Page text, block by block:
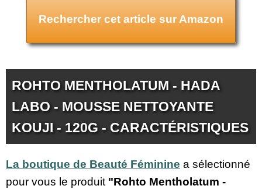
Rechercher cet article sur Amazon
ROHTO MENTHOLATUM - HADA
LABO - MOUSSE NETTOYANTE
KOUJI - 120G - CARACTÉRISTIQUES
La boutique de Beauté Féminine a sélectionné
pour vous le produit "Rohto Mentholatum -